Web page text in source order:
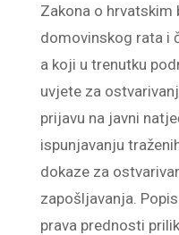
Zakona o hrvatskim
domovinskog rata i
a koji u trenutku
uvjete za
prijavu na javni
ispunjavanju
dokaze za
zapošljavanja.
prava prednosti